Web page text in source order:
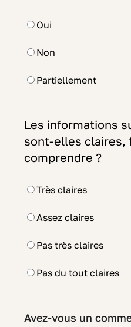
Oui
Non
Partiellement
Les informations
sont-elles claires,
comprendre ?
Très claires
Assez claires
Pas très claires
Pas du tout claires
Avez-vous un